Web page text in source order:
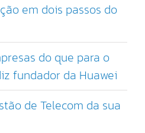
em dois passos do
do que para o
fundador da Huawei
de Telecom da sua